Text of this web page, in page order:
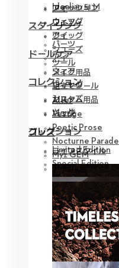
ファッション
ウィッグ
アイ
ドールケア
メイク用品
組立てツール
カスタム用品
バッグ
グッズ
ライフスタイル
Idealian 51 M
スタイリング
パーツ
アイ
ウェア
ウィッグ
シューズ
ツール
コレクション
Limited Edition
Special Edition
アイ
ウェア
ウィッグ
シューズ
ツール
コレクション
Alter
Vestige
Poetic Prose
Nocturne Parade
Myz GEM
Timeless